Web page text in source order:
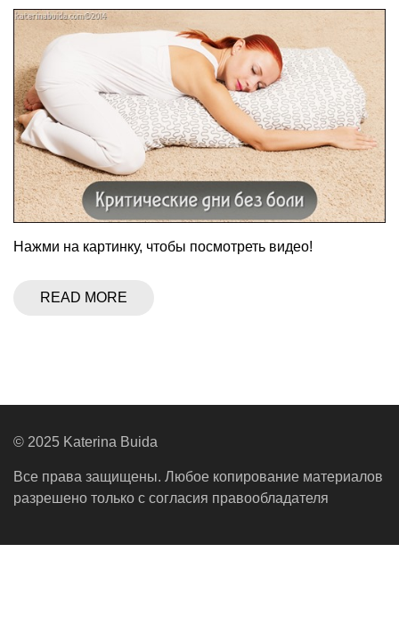
Нажми на картинку, чтобы посмотреть видео!
READ MORE
© 2025 Katerina Buida
Все права защищены. Любое копирование материалов
разрешено только с согласия правообладателя